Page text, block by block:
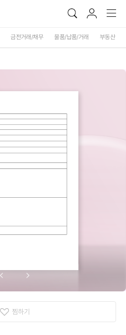
금전거래/채무 물품/납품/거래 부동산
찜하기